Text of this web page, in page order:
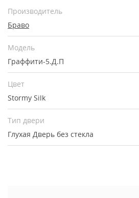
Производитель
Браво
Модель
Граффити-5.Д.П
Цвет
Stormy Silk
Тип двери
Глухая Дверь без стекла